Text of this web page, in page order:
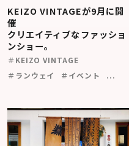
KEIZO VINTAGEが9月に開
催
クリエイティブなファッショ
ンショー。
＃KEIZO VINTAGE
＃ランウェイ
＃イベント ...